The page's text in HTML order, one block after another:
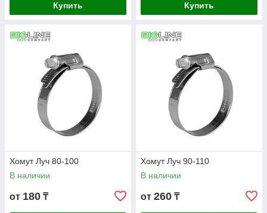
Купить Купить
Хомут Луч 80-100
В наличии
от 180 ₸
Хомут Луч 90-110
В наличии
от 260 ₸